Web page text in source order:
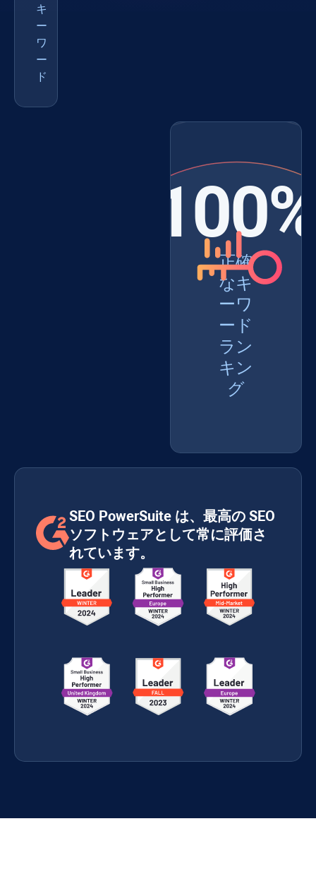
正確
なキ
ーワ
ード
ラン
キン
グ
キ
ー
ワ
ー
ド
SEO PowerSuite は、最高の SEO
ソフトウェアとして常に評価さ
れています。